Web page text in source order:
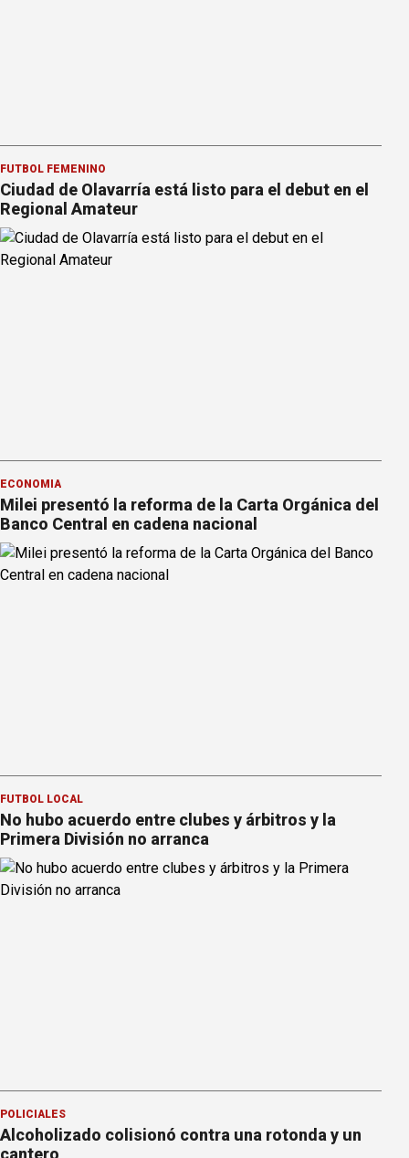
FÚTBOL FEMENINO
Ciudad de Olavarría está listo para el debut en el
Regional Amateur
ECONOMÍA
Milei presentó la reforma de la Carta Orgánica del
Banco Central en cadena nacional
FÚTBOL LOCAL
No hubo acuerdo entre clubes y árbitros y la
Primera División no arranca
POLICIALES
Alcoholizado colisionó contra una rotonda y un
cantero